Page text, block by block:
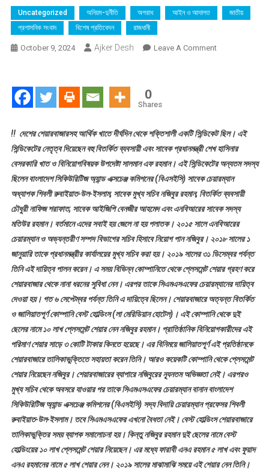
Uncategorized অনিয়ম-দুর্নীতি অপরাধ আইন ও আদালত
জাতীয়
প্রশাসনিক সংবাদ
বিশেষ প্রতিবেদন রাজধানী
October 9, 2024 Ajker Desh Leave A CommentOn
মুখ্যসচিব
ও
নজিবুরেরের
বিরুদ্ধে
বহুমুখী
জালিয়াতি
ও
ক্ষমতার
অপব্যবহারের
যতো
অভিযোগ
0
Shares
!! দেশের শেয়ারবাজারসহ আর্থিক খাতে দীর্ঘদিন থেকে শক্তিশালী একটি সিন্ডিকেট ছিল। এই
সিন্ডিকেটের নেতৃত্ব দিয়েছেন বহু বিতর্কিত ব্যবসায়ী এবং সাবেক প্রধানমন্ত্রী শেখ হাসিনার
বেসরকারি খাত ও বিনিয়োগবিষয়ক উপদেষ্টা সালমান এফ রহমান। এই সিন্ডিকেটের অন্যতম সদস্য
ছিলেন বাংলাদেশ সিকিউরিটিজ অ্যান্ড এক্সচেঞ্জ কমিশনের (বিএসইসি) সাবেক চেয়ারম্যান
অধ্যাপক শিবলী রুবাইয়াত-উল-ইসলাম, সাবেক মুখ্য সচিব নজিবুর রহমান, বিতর্কিত ব্যবসায়ী
চৌধুরী নাফিজ শরাফাত, সাবেক আইজিপি বেনজীর আহমেদ এবং এনবিআরের সাবেক সদস্য
মতিউর রহমান। বর্তমানে এদের সবাই হয় জেলে না হয় পলাতক। ২০১৫ সালে এনবিআরের
চেয়ারম্যান ও অভ্যন্তরীণ সম্পদ বিভাগের সচিব হিসাবে নিয়োগ পান নজিবুর। ২০১৮ সালের ১
জানুয়ারি তাকে প্রধানমন্ত্রীর কার্যালয়ের মুখ্য সচিব করা হয়। ২০১৯ সালের ৩১ ডিসেম্বর পর্যন্ত
তিনি এই দায়িত্ব পালন করেন। এ সময় বিভিন্ন কোম্পানিতে থেকে প্লেসমেন্ট শেয়ার গ্রহণ করে
শেয়ারবাজার থেকে নানা ধরনের সুবিধা নেন। এরপর তাকে সিএমএসএফের চেয়ারম্যানের দায়িত্ব
দেওয়া হয়। গত ৬ সেপ্টেম্বর পর্যন্ত তিনি এ দায়িত্বে ছিলেন। শেয়ারবাজারে অত্যন্ত বিতর্কিত
ও জালিয়াতপূর্ণ কোম্পানি বেস্ট হোল্ডিংস (লা মেরিডিয়ান হোটেল)। এই কোম্পানি থেকে দুই
ছেলের নামে ১০ লাখ প্লেসমেন্ট শেয়ার নেন নজিবুর রহমান। প্রাতিষ্ঠানিক বিনিয়োগকারীদের এই
পরিমাণ শেয়ার সাড়ে ৩ কোটি টাকায় কিনতে হয়েছে। এর বিনিময়ে জালিয়াতপূর্ণ এই প্রতিষ্ঠানকে
শেয়ারবাজারে তালিকাভুক্তিতে সহায়তা করেন তিনি। আরও কয়েকটি কোম্পানি থেকে প্লেসমেন্ট
শেয়ার নিয়েছেন নজিবুর। শেয়ারবাজারের ব্যাপারে নজিবুরের ন্যূনতম অভিজ্ঞতা নেই। এরপরও
মুখ্য সচিব থেকে অবসরে যাওয়ার পর তাকে সিএমএসএফের চেয়ারম্যান বানান বাংলাদেশ
সিকিউরিটিজ অ্যান্ড এক্সচেঞ্জ কমিশনের (বিএসইসি) সদ্য বিদায়ি চেয়ারম্যান প্রফেসর শিবলী
রুবাইয়াত-উল-ইসলাম। তবে সিএমএসএফের এখনো বৈধতা নেই। বেস্ট হোল্ডিংস শেয়ারবাজারে
তালিকাভুক্তির সময় ব্যাপক সমালোচনা হয়। কিন্তু নজিবুর রহমান দুই ছেলের নামে বেস্ট
হোল্ডিংয়ের ১০ লাখ প্লেসমেন্ট শেয়ার নিয়েছেন। এর মধ্যে ফারাবী এনএ রহমান ৫ লাখ এবং ফুয়াদ
এনএ রহমানের নামে ৫ লাখ শেয়ার নেন। ২০১৯ সালের মাঝামাঝি সময়ে এই শেয়ার নেন তিনি।